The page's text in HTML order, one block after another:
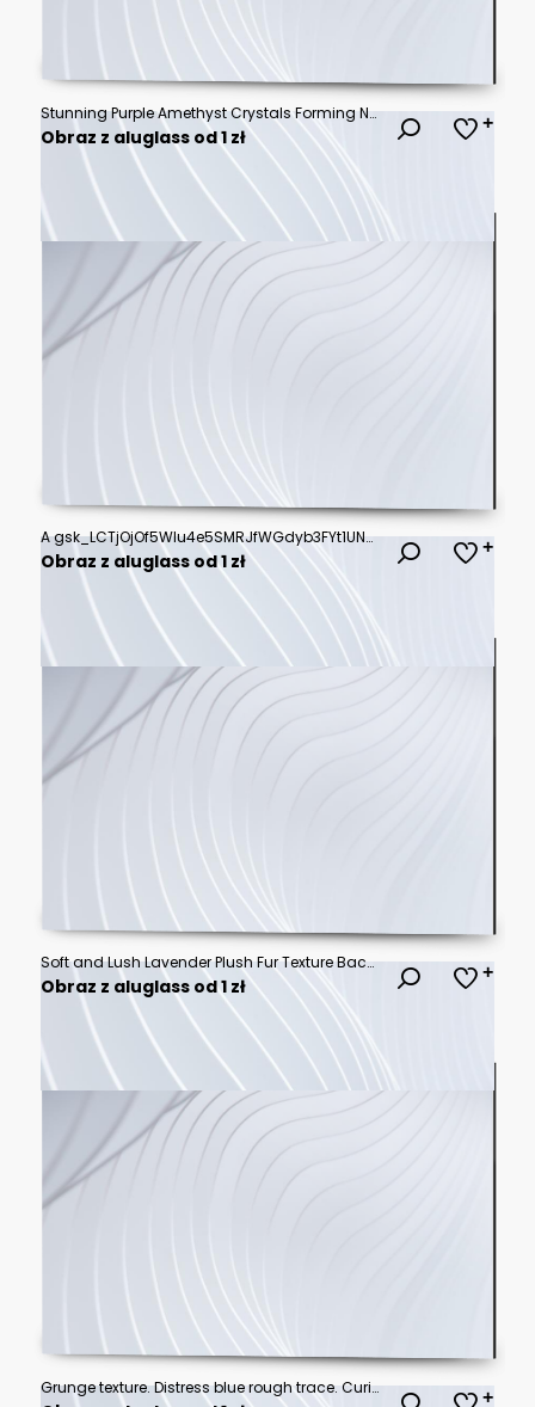
Stunning Purple Amethyst Crystals Forming Natural Gemstone Cluster.
Obraz z aluglass od 1 zł
A 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 textured surface shows worn orange hues
Obraz z aluglass od 1 zł
Soft and Lush Lavender Plush Fur Texture Background with Fluffy Fibers
Obraz z aluglass od 1 zł
Grunge texture. Distress blue rough trace. Curious